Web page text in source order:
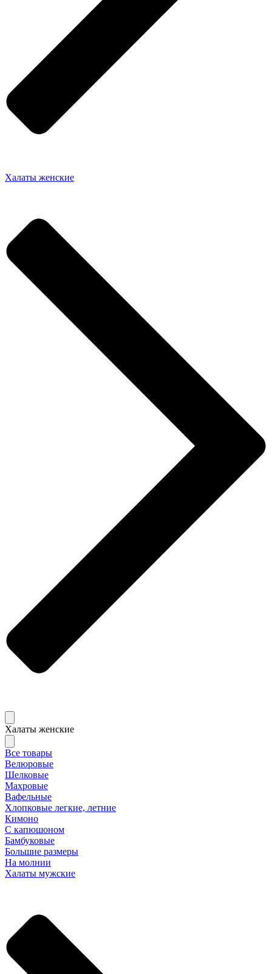
Халаты женские
Халаты женские
Все товары
Велюровые
Шелковые
Махровые
Вафельные
Хлопковые легкие, летние
Кимоно
С капюшоном
Бамбуковые
Большие размеры
На молнии
Халаты мужские